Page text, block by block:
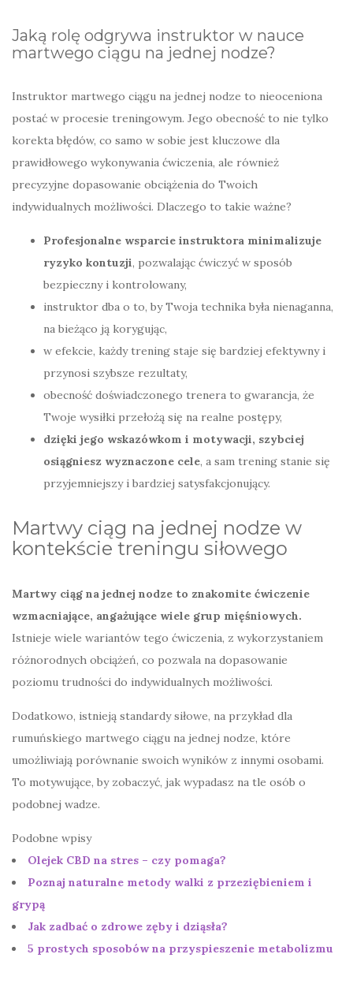
Jaką rolę odgrywa instruktor w nauce
martwego ciągu na jednej nodze?
Instruktor martwego ciągu na jednej nodze to nieoceniona
postać w procesie treningowym. Jego obecność to nie tylko
korekta błędów, co samo w sobie jest kluczowe dla
prawidłowego wykonywania ćwiczenia, ale również
precyzyjne dopasowanie obciążenia do Twoich
indywidualnych możliwości. Dlaczego to takie ważne?
Profesjonalne wsparcie instruktora minimalizuje
ryzyko kontuzji, pozwalając ćwiczyć w sposób
bezpieczny i kontrolowany,
instruktor dba o to, by Twoja technika była nienaganna,
na bieżąco ją korygując,
w efekcie, każdy trening staje się bardziej efektywny i
przynosi szybsze rezultaty,
obecność doświadczonego trenera to gwarancja, że
Twoje wysiłki przełożą się na realne postępy,
dzięki jego wskazówkom i motywacji, szybciej
osiągniesz wyznaczone cele, a sam trening stanie się
przyjemniejszy i bardziej satysfakcjonujący.
Martwy ciąg na jednej nodze w
kontekście treningu siłowego
Martwy ciąg na jednej nodze to znakomite ćwiczenie
wzmacniające, angażujące wiele grup mięśniowych.
Istnieje wiele wariantów tego ćwiczenia, z wykorzystaniem
różnorodnych obciążeń, co pozwala na dopasowanie
poziomu trudności do indywidualnych możliwości.
Dodatkowo, istnieją standardy siłowe, na przykład dla
rumuńskiego martwego ciągu na jednej nodze, które
umożliwiają porównanie swoich wyników z innymi osobami.
To motywujące, by zobaczyć, jak wypadasz na tle osób o
podobnej wadze.
Podobne wpisy
Olejek CBD na stres – czy pomaga?
Poznaj naturalne metody walki z przeziębieniem i
grypą
Jak zadbać o zdrowe zęby i dziąsła?
5 prostych sposobów na przyspieszenie metabolizmu